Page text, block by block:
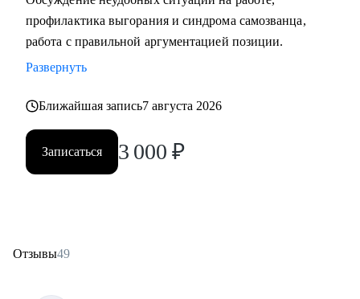
профилактика выгорания и синдрома самозванца,
работа с правильной аргументацией позиции.
Развернуть
Ближайшая запись7 августа 2026
Записаться 3 000 ₽
Отзывы49